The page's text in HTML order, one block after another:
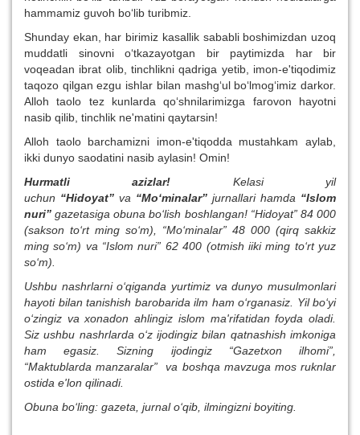
hammamiz guvoh bo‘lib turibmiz.
Shunday ekan, har birimiz kasallik sababli boshimizdan uzoq
muddatli sinovni o‘tkazayotgan bir paytimizda har bir
voqeadan ibrat olib, tinchlikni qadriga yetib, imon-e'tiqodimiz
taqozo qilgan ezgu ishlar bilan mashg‘ul bo‘lmog‘imiz darkor.
Alloh taolo tez kunlarda qo‘shnilarimizga farovon hayotni
nasib qilib, tinchlik ne'matini qaytarsin!
Alloh taolo barchamizni imon-e'tiqodda mustahkam aylab,
ikki dunyo saodatini nasib aylasin! Omin!
Hurmatli azizlar!
Kelasi yil
uchun “Hidoyat” va “Mo‘minalar” jurnallari hamda “Islom
nuri” gazetasiga obuna bo‘lish boshlangan! “Hidoyat” 84 000
(sakson to‘rt ming so‘m), “Mo‘minalar” 48 000 (qirq sakkiz
ming so‘m) va “Islom nuri” 62 400 (otmish iiki ming to‘rt yuz
so‘m).
Ushbu nashrlarni o‘qiganda yurtimiz va dunyo musulmonlari
hayoti bilan tanishish barobarida ilm ham o‘rganasiz. Yil bo‘yi
o‘zingiz va xonadon ahlingiz islom ma'rifatidan foyda oladi.
Siz ushbu nashrlarda o‘z ijodingiz bilan qatnashish imkoniga
ham egasiz. Sizning ijodingiz “Gazetxon ilhomi”,
“Maktublarda manzaralar” va boshqa mavzuga mos ruknlar
ostida e'lon qilinadi.
Obuna bo‘ling: gazeta, jurnal o‘qib, ilmingizni boyiting.